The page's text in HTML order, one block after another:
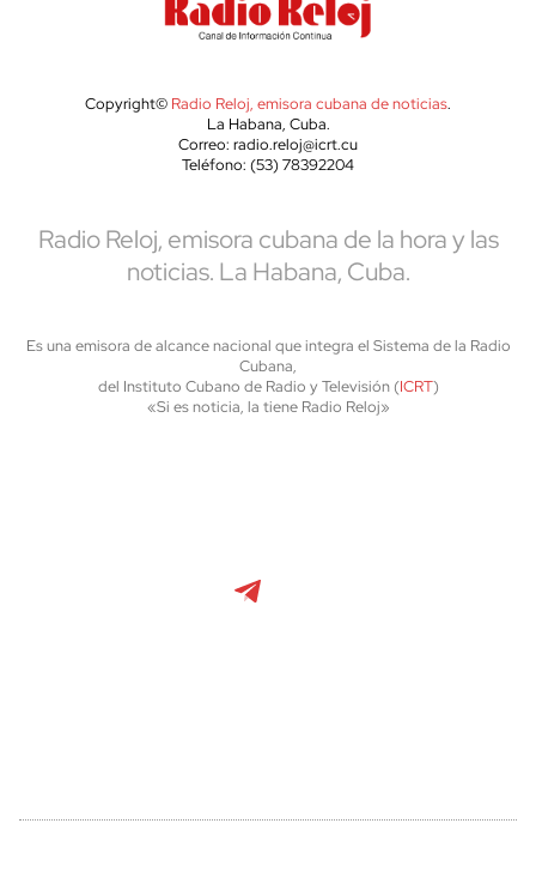
Copyright© Radio Reloj, emisora cubana de noticias.
La Habana, Cuba.
Correo: radio.reloj@icrt.cu
Teléfono: (53) 78392204
Radio Reloj, emisora cubana de la hora y las
noticias. La Habana, Cuba.
Es una emisora de alcance nacional que integra el Sistema de la Radio
Cubana,
del Instituto Cubano de Radio y Televisión (ICRT)
«Si es noticia, la tiene Radio Reloj»